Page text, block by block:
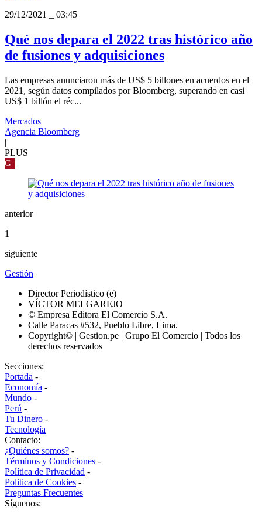
29/12/2021
03:45
Qué nos depara el 2022 tras histórico año
de fusiones y adquisiciones
Las empresas anunciaron más de US$ 5 billones en acuerdos en el
2021, según datos compilados por Bloomberg, superando en casi
US$ 1 billón el réc...
Mercados
Agencia Bloomberg
|
PLUS
G
anterior
1
siguiente
Gestión
Director Periodístico (e)
VÍCTOR MELGAREJO
© Empresa Editora El Comercio S.A.
Calle Paracas #532, Pueblo Libre, Lima.
Copyright© | Gestion.pe | Grupo El Comercio | Todos los
derechos reservados
Secciones:
Portada -
Economía -
Mundo -
Perú -
Tu Dinero -
Tecnología
Contacto:
¿Quiénes somos? -
Términos y Condiciones -
Política de Privacidad -
Politica de Cookies -
Preguntas Frecuentes
Síguenos: